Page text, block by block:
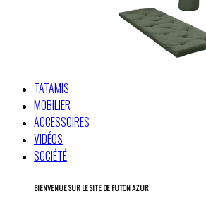
TATAMIS
MOBILIER
ACCESSOIRES
VIDÉOS
SOCIÉTÉ
BIENVENUE SUR LE SITE DE FUTON AZUR